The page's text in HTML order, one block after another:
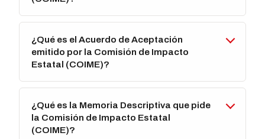
¿Qué es el Acuerdo de Aceptación
emitido por la Comisión de Impacto
Estatal (COIME)?
¿Qué es la Memoria Descriptiva que pide
la Comisión de Impacto Estatal
(COIME)?